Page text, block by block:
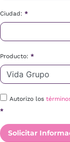
Ciudad: *
Producto: *
Autorizo los
*
Solicitar